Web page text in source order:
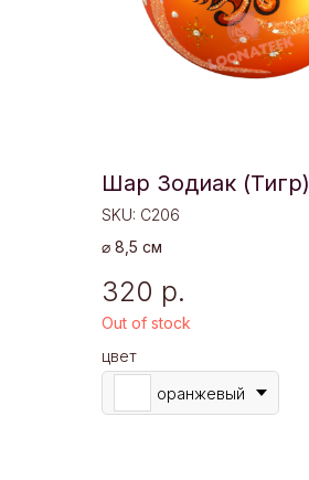
Шар Зодиак (Тигр)
SKU: C206
⌀ 8,5 см
320 р.
Out of stock
цвет
оранжевый